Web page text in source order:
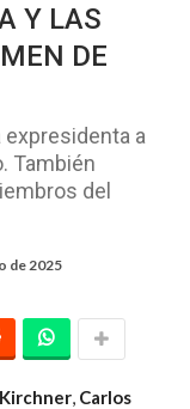
Y LAS
DE
expresidenta a
También
del
de 2025
, Carlos